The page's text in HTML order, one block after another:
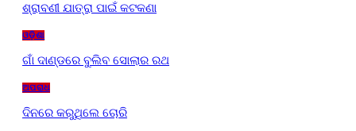
ଶ୍ରାବଣୀ ଯାତ୍ରା ପାଇଁ କଟକଣା
ଓଡ଼ିଶା
ଗାଁ ଦାଣ୍ଡରେ ବୁଲିବ ସୋଲାର ରଥ
ଅପରାଧ
ଦିନରେ କରୁଥିଲେ ଚୋରି